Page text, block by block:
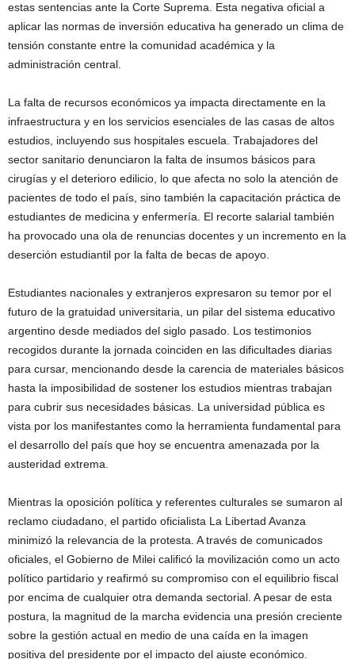
estas sentencias ante la Corte Suprema. Esta negativa oficial a
aplicar las normas de inversión educativa ha generado un clima de
tensión constante entre la comunidad académica y la
administración central.
La falta de recursos económicos ya impacta directamente en la
infraestructura y en los servicios esenciales de las casas de altos
estudios, incluyendo sus hospitales escuela. Trabajadores del
sector sanitario denunciaron la falta de insumos básicos para
cirugías y el deterioro edilicio, lo que afecta no solo la atención de
pacientes de todo el país, sino también la capacitación práctica de
estudiantes de medicina y enfermería. El recorte salarial también
ha provocado una ola de renuncias docentes y un incremento en la
deserción estudiantil por la falta de becas de apoyo.
Estudiantes nacionales y extranjeros expresaron su temor por el
futuro de la gratuidad universitaria, un pilar del sistema educativo
argentino desde mediados del siglo pasado. Los testimonios
recogidos durante la jornada coinciden en las dificultades diarias
para cursar, mencionando desde la carencia de materiales básicos
hasta la imposibilidad de sostener los estudios mientras trabajan
para cubrir sus necesidades básicas. La universidad pública es
vista por los manifestantes como la herramienta fundamental para
el desarrollo del país que hoy se encuentra amenazada por la
austeridad extrema.
Mientras la oposición política y referentes culturales se sumaron al
reclamo ciudadano, el partido oficialista La Libertad Avanza
minimizó la relevancia de la protesta. A través de comunicados
oficiales, el Gobierno de Milei calificó la movilización como un acto
político partidario y reafirmó su compromiso con el equilibrio fiscal
por encima de cualquier otra demanda sectorial. A pesar de esta
postura, la magnitud de la marcha evidencia una presión creciente
sobre la gestión actual en medio de una caída en la imagen
positiva del presidente por el impacto del ajuste económico.